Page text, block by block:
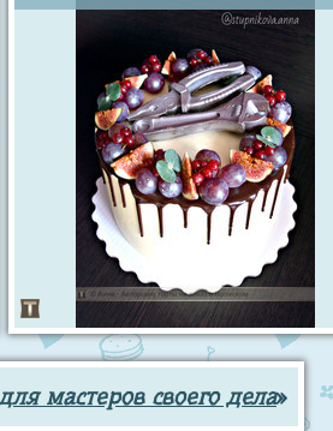
мастеров своего дела»